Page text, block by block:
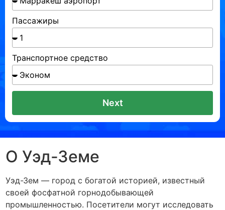
Пассажиры
Транспортное средство
Next
О Уэд-Земе
Уэд-Зем — город с богатой историей, известный
своей фосфатной горнодобывающей
промышленностью. Посетители могут исследовать